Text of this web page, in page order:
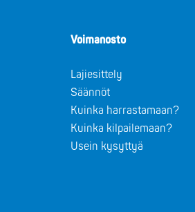
Voimanosto
Lajiesittely
Säännöt
Kuinka harrastamaan?
Kuinka kilpailemaan?
Usein kysyttyä